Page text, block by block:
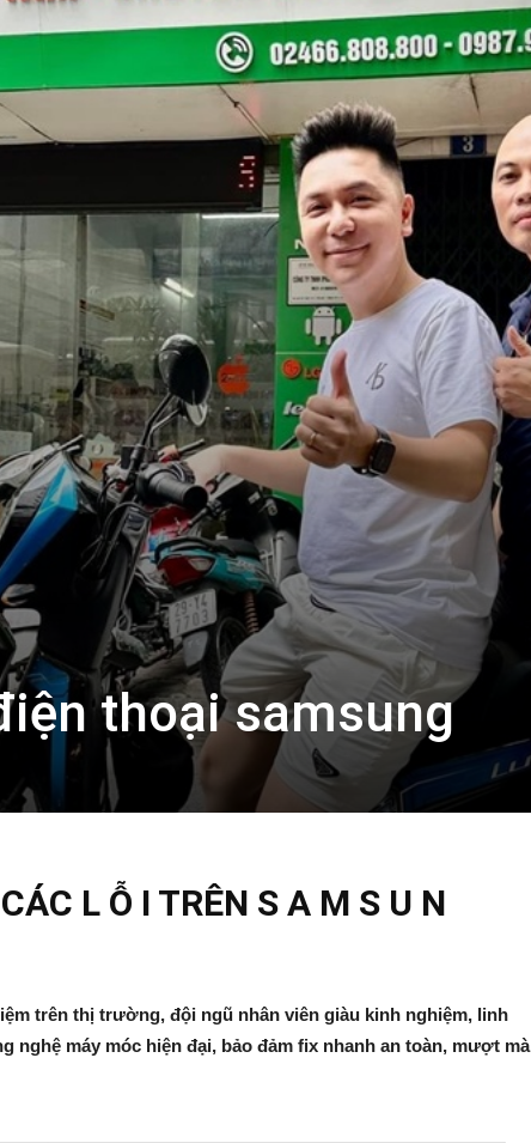
thoại samsung
L Ỗ I TRÊN S A M S U N
trên thị trường, đội ngũ nhân viên giàu kinh nghiệm, linh
nghệ máy móc hiện đại, bảo đảm fix nhanh an toàn, mượt mà